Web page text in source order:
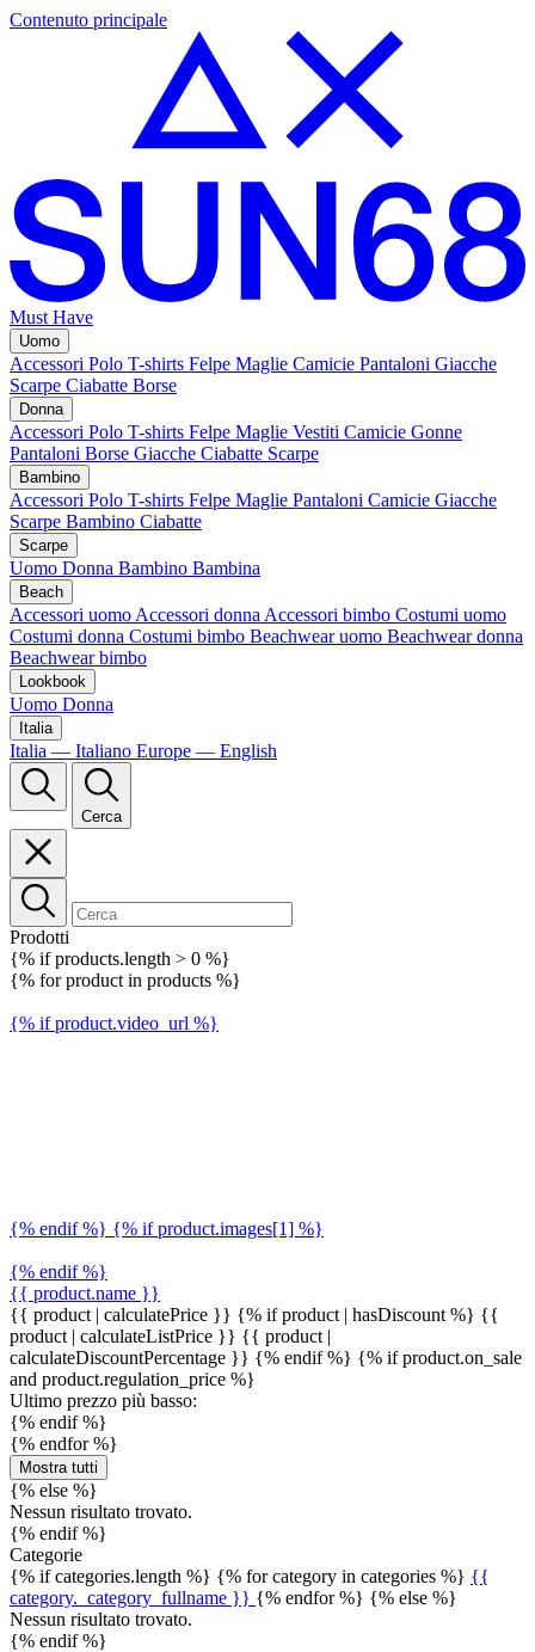
Contenuto principale
Must Have
Uomo
Accessori Polo T-shirts Felpe Maglie Camicie Pantaloni Giacche
Scarpe Ciabatte Borse
Donna
Accessori Polo T-shirts Felpe Maglie Vestiti Camicie Gonne
Pantaloni Borse Giacche Ciabatte Scarpe
Bambino
Accessori Polo T-shirts Felpe Maglie Pantaloni Camicie Giacche
Scarpe Bambino Ciabatte
Scarpe
Uomo Donna Bambino Bambina
Beach
Accessori uomo Accessori donna Accessori bimbo Costumi uomo
Costumi donna Costumi bimbo Beachwear uomo Beachwear donna
Beachwear bimbo
Lookbook
Uomo Donna
Italia
Italia — Italiano Europe — English
Cerca
Prodotti
{% if products.length > 0 %}
{% for product in products %}
{% if product.video_url %}
{% endif %} {% if product.images[1] %}
{% endif %}
{{ product.name }}
{{ product | calculatePrice }} {% if product | hasDiscount %} {{
product | calculateListPrice }} {{ product |
calculateDiscountPercentage }} {% endif %} {% if product.on_sale
and product.regulation_price %}
Ultimo prezzo più basso:
{% endif %}
{% endfor %}
Mostra tutti
{% else %}
Nessun risultato trovato.
{% endif %}
Categorie
{% if categories.length %} {% for category in categories %} {{
category._category_fullname }} {% endfor %} {% else %}
Nessun risultato trovato.
{% endif %}